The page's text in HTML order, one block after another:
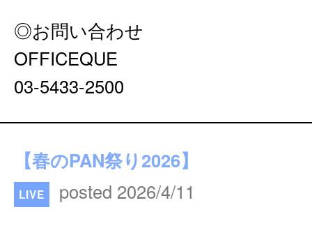
◎お問い合わせ
OFFICEQUE
03-5433-2500
【春のPAN祭り2026】
LIVE posted 2026/4/11